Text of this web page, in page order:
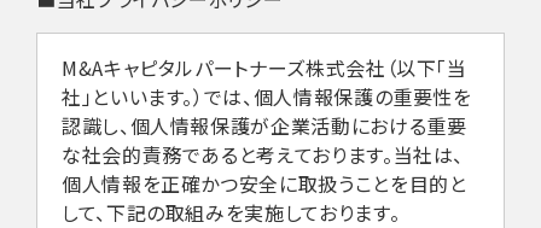
M&Aキャピタルパートナーズ株式会社（以下「当
社」といいます。）では、個人情報保護の重要性を
認識し、個人情報保護が企業活動における重要
な社会的責務であると考えております。当社は、
個人情報を正確かつ安全に取扱うことを目的と
して、下記の取組みを実施しております。